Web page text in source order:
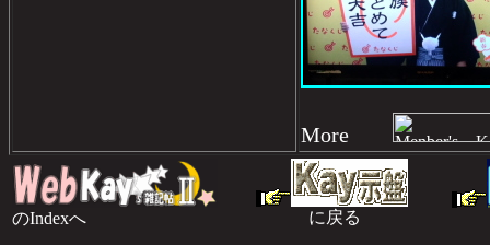
More
のIndexへ に戻る